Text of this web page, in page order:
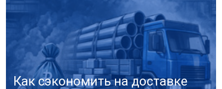
Как сэкономить на доставке